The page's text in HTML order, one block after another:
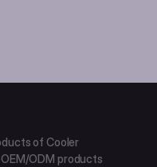
of Cooler
ODM products